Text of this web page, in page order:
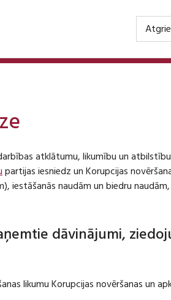
atklātumu, likumību un
partijas iesniedz un Korupcijas
iestāšanās naudām un biedru
dāvinājumi,
likumu Korupcijas novēršanas un